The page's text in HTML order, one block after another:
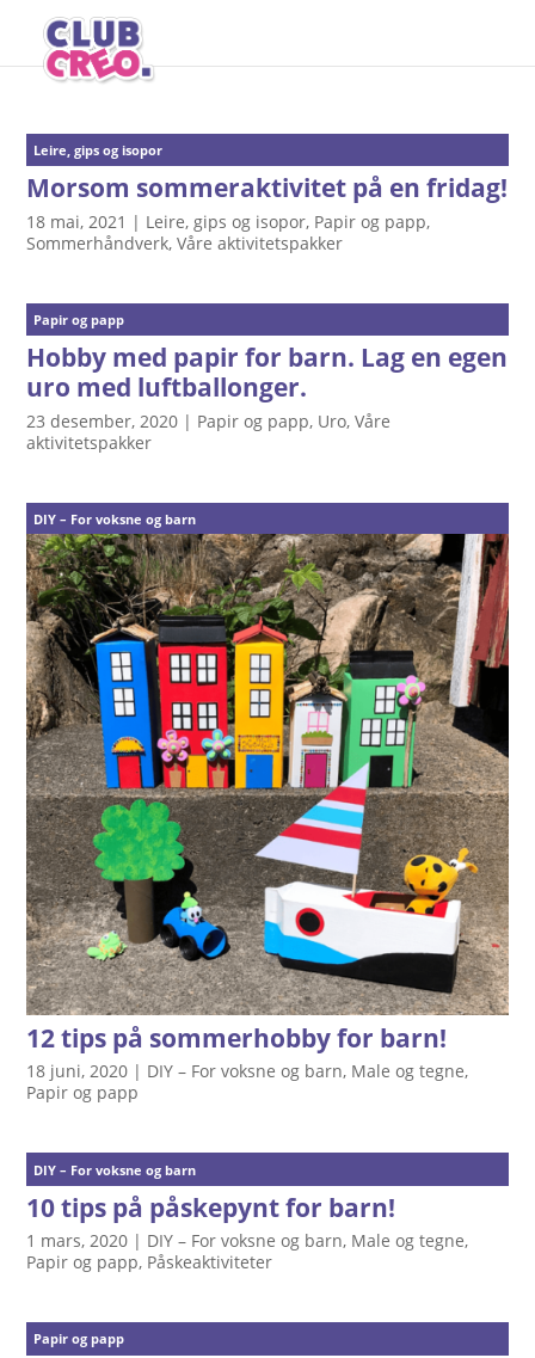
Leire, gips og isopor
Morsom sommeraktivitet på en fridag!
18 mai, 2021 | Leire, gips og isopor, Papir og papp,
Sommerhåndverk,Våre aktivitetspakker
Papir og papp
Hobby med papir for barn. Lag en egen
uro med luftballonger.
23 desember, 2020 | Papir og papp, Uro,Våre
aktivitetspakker
DIY – For voksne og barn
12 tips på sommerhobby for barn!
18 juni, 2020 | DIY – For voksne og barn, Male og tegne,
Papir og papp
DIY – For voksne og barn
10 tips på påskepynt for barn!
1 mars, 2020 | DIY – For voksne og barn, Male og tegne,
Papir og papp, Påskeaktiviteter
Papir og papp